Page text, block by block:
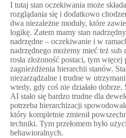
I tutaj stan oczekiwania może
rozglądania się i dodatkowo
dwa niezależne moduły, które
logikę. Zatem mamy stan
nadrzędne – oczekiwanie i w
nadrzędnego możemy mieć też sub
rosła złożoność postaci, tym
zagnieżdżenia hierarchii stanów.
niezarządzalne i trudne w
wtedy, gdy coś nie działało dobrze.
AI stało się bardzo trudne dla
potrzeba hierarchizacji
który kompletnie zmienił
techniki. Tym przełomem było
behawioralnych.